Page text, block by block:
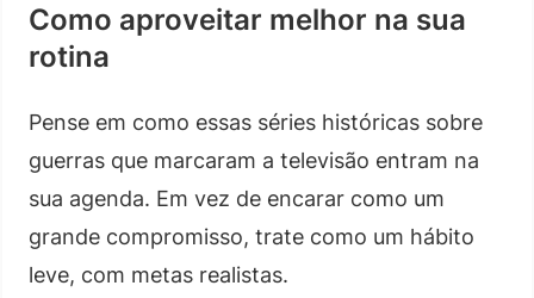
Como aproveitar melhor na sua
rotina
Pense em como essas séries históricas sobre
guerras que marcaram a televisão entram na
sua agenda. Em vez de encarar como um
grande compromisso, trate como um hábito
leve, com metas realistas.